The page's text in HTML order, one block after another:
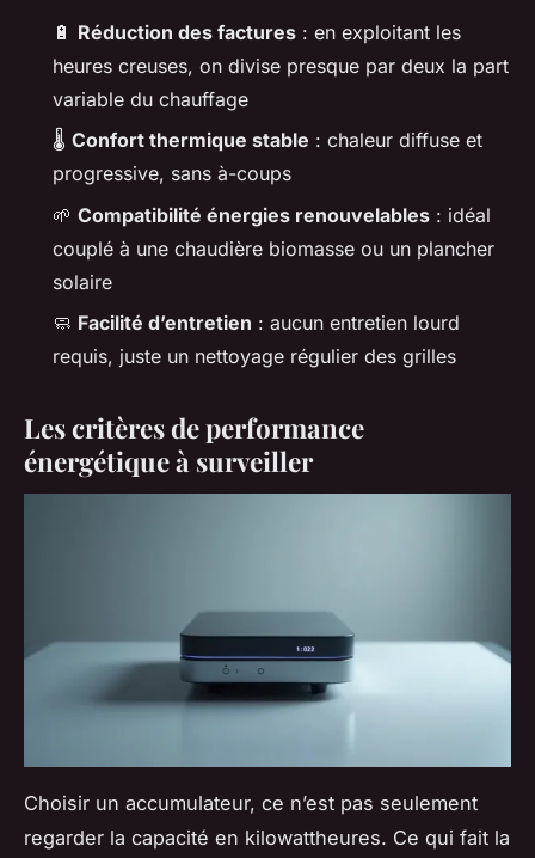
🔋 Réduction des factures : en exploitant les
heures creuses, on divise presque par deux la part
variable du chauffage
🌡️ Confort thermique stable : chaleur diffuse et
progressive, sans à-coups
🌱 Compatibilité énergies renouvelables : idéal
couplé à une chaudière biomasse ou un plancher
solaire
🧼 Facilité d’entretien : aucun entretien lourd
requis, juste un nettoyage régulier des grilles
Les critères de performance
énergétique à surveiller
Choisir un accumulateur, ce n’est pas seulement
regarder la capacité en kilowattheures. Ce qui fait la